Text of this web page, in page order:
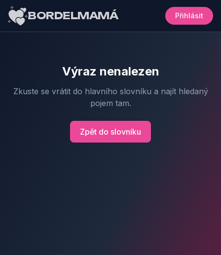
BORDELMAMÁ Přihlásit
Výraz nenalezen
Zkuste se vrátit do hlavního slovníku a najít hledaný
pojem tam.
Zpět do slovníku